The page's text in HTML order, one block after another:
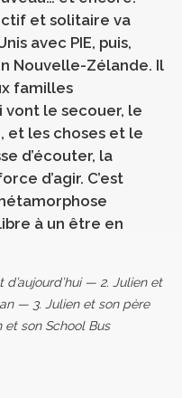
et solitaire va
avec PIE, puis,
Nouvelle-Zélande. Il
familles
le secouer, le
et les choses et le
d’écouter, la
d’agir. C’est
à un être en
d’aujourd’hui — 2. Julien et
— 3. Julien et son père
son School Bus